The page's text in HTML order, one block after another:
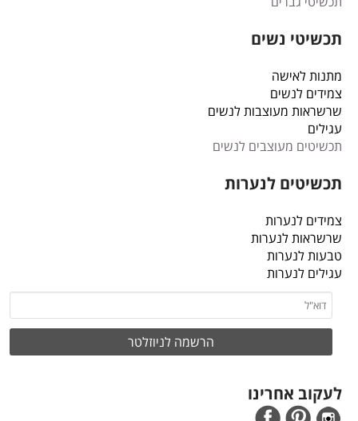
תכשיטי נשים
מתנות לאישה
צמידים לנשים
שרשראות מעוצבות לנשים
עגילים
תכשיטים מעוצבים לנשים
תכשיטים לנערות
צמידים לנערות
שרשראות לנערות
טבעות לנערות
עגילים לנערות
לעקוב אחרינו